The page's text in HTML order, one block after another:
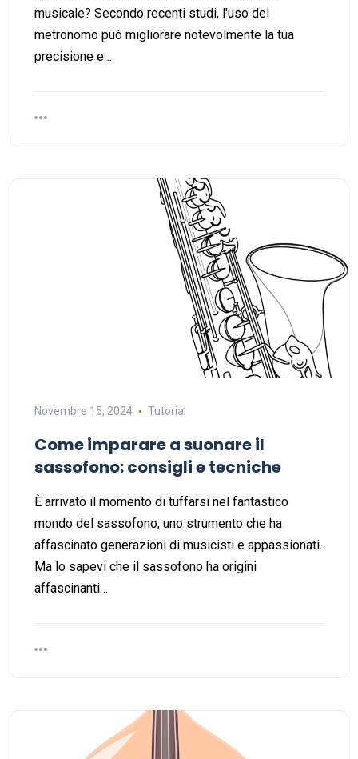
musicale? Secondo recenti studi, l'uso del
metronomo può migliorare notevolmente la tua
precisione e…
Novembre 15, 2024 Tutorial
Come imparare a suonare il
sassofono: consigli e tecniche
È arrivato il momento di tuffarsi nel fantastico
mondo del sassofono, uno strumento che ha
affascinato generazioni di musicisti e appassionati.
Ma lo sapevi che il sassofono ha origini
affascinanti…